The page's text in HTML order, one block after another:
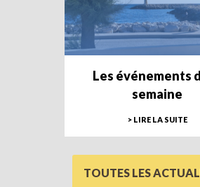
Les événements
semaine
> LIRE LA SUITE
TOUTES LES